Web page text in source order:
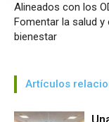
Alineados con los
Fomentar la salud y
bienestar
Artículos